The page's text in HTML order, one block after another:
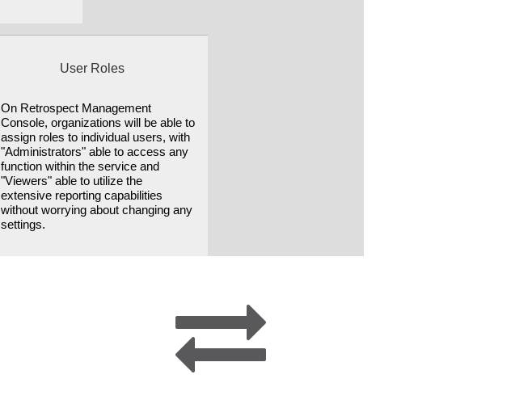
User Roles
On Retrospect Management
Console, organizations will be able to
assign roles to individual users, with
"Administrators" able to access any
function within the service and
"Viewers" able to utilize the
extensive reporting capabilities
without worrying about changing any
settings.